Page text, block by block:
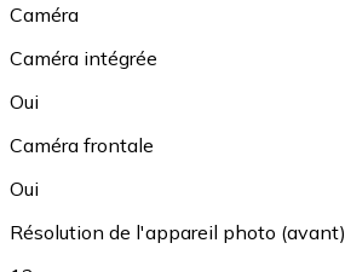
Caméra
Caméra intégrée
Oui
Caméra frontale
Oui
Résolution de l'appareil photo (avant)